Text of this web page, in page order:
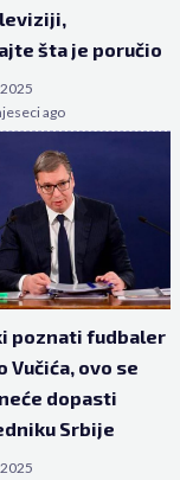
šta je poručio
ago
poznati fudbaler
Vučića, ovo se
dopasti
Srbije